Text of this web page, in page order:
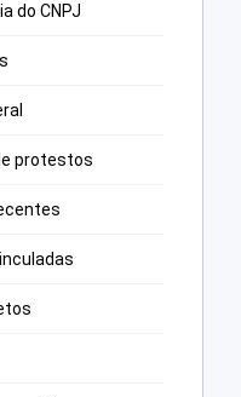
do CNPJ
protestos